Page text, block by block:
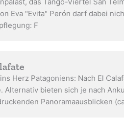
Eva "Evita" Perón darf dabei
F
Herz Patagoniens: Nach El
Alternativ bieten sich je nach
Panoramaausblicken